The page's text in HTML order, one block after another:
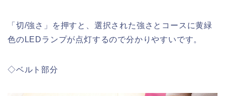
「切/強さ」を押すと、選択された強さとコースに黄緑
色のLEDランプが点灯するので分かりやすいです。
◇ベルト部分